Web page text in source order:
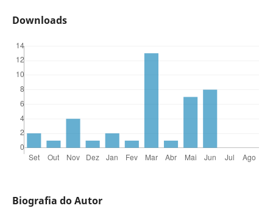
Downloads
Biografia do Autor